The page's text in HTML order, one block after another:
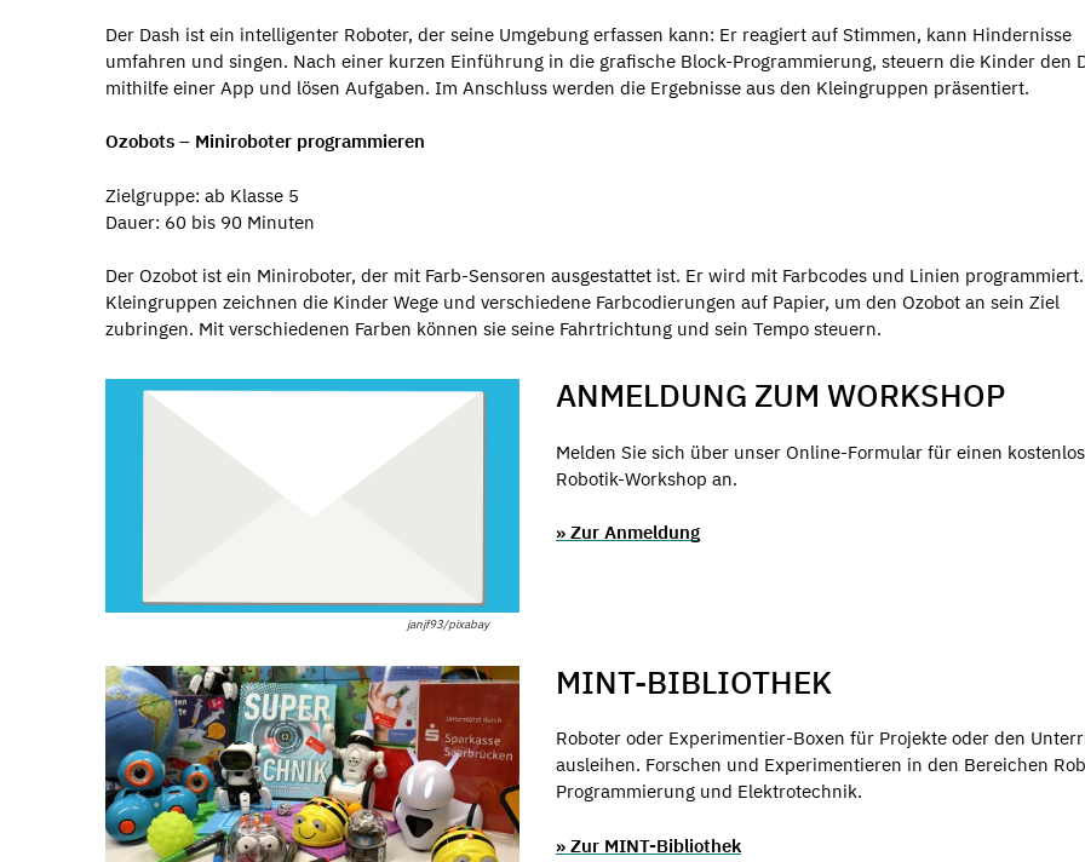
Der Dash ist ein intelligenter Roboter, der seine Umgebung erfassen kann: Er reagiert auf Stimmen, kann Hindernisse
umfahren und singen. Nach einer kurzen Einführung in die grafische Block-Programmierung, steuern die Kinder den
mithilfe einer App und lösen Aufgaben. Im Anschluss werden die Ergebnisse aus den Kleingruppen präsentiert.
Ozobots – Miniroboter programmieren
Zielgruppe: ab Klasse 5
Dauer: 60 bis 90 Minuten
Der Ozobot ist ein Miniroboter, der mit Farb-Sensoren ausgestattet ist. Er wird mit Farbcodes und Linien
Kleingruppen zeichnen die Kinder Wege und verschiedene Farbcodierungen auf Papier, um den Ozobot an sein Ziel
zubringen. Mit verschiedenen Farben können sie seine Fahrtrichtung und sein Tempo steuern.
janjf93/pixabay
ANMELDUNG ZUM WORKSHOP
Melden Sie sich über unser Online-Formular für einen
Robotik-Workshop an.
» Zur Anmeldung
MINT-BIBLIOTHEK
Roboter oder Experimentier-Boxen für Projekte oder den
ausleihen. Forschen und Experimentieren in den Bereichen
Programmierung und Elektrotechnik.
» Zur MINT-Bibliothek